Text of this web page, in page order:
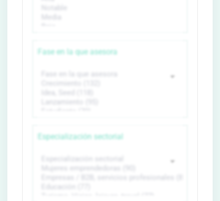
Fase en la que asesora
Especialización sectorial